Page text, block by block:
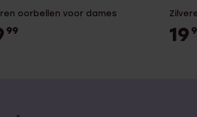
oorbellen voor dames
99 19